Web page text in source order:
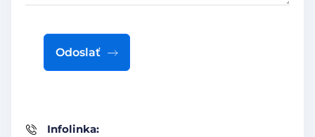
Infolinka:
Odoslať